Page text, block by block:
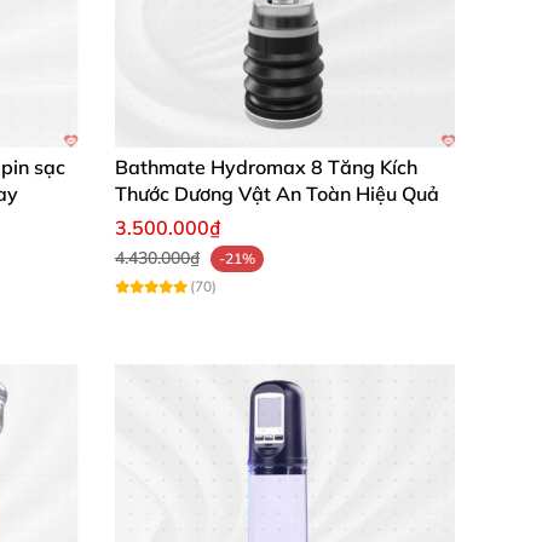
đầu ống xi lanh. Đặt dương vật vào trong
giúp bạn làm chủ toàn bộ quá trình tập
sạc
Bathmate Hydromax 8 Tăng Kích
Thước Dương Vật An Toàn Hiệu Quả
3.500.000₫
4.430.000₫
-21%
(70)